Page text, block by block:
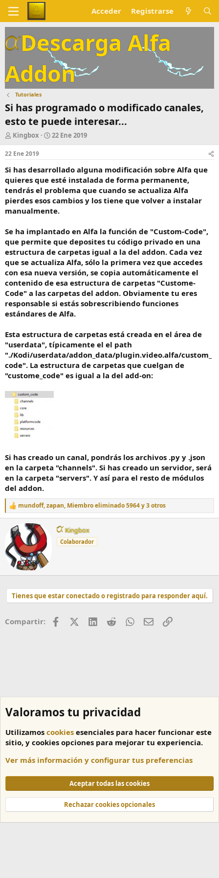
Acceder Registrarse
Descarga Alfa
Addon
Tutoriales
Si has programado o modificado canales,
esto te puede interesar...
A
u
t
o
r
Kingbox
F
e
h
a
d
e
n
i
i
o
22 Ene 2019
22 Ene 2019
Si has desarrollado alguna modificación sobre Alfa que
quieres que esté instalada de forma permanente,
tendrás el problema que cuando se actualiza Alfa
pierdes esos cambios y los tiene que volver a instalar
manualmente.
Se ha implantado en Alfa la función de "Custom-Code",
que permite que deposites tu código privado en una
estructura de carpetas igual a la del addon. Cada vez
que se actualiza Alfa, sólo la primera vez que accedes
con esa nueva versión, se copia automáticamente el
contenido de esa estructura de carpetas "Custome-
Code" a las carpetas del addon. Obviamente tu eres
responsable si estás sobrescribiendo funciones
estándares de Alfa.
Esta estructura de carpetas está creada en el área de
"userdata", típicamente el el path
"./Kodi/userdata/addon_data/plugin.video.alfa/custom_
code". La estructura de carpetas que cuelgan de
"custome_code" es igual a la del add-on:
Si has creado un canal, pondrás los archivos .py y .json
en la carpeta "channels". Si has creado un servidor, será
en la carpeta "servers". Y así para el resto de módulos
del addon.
R
e
c
c
i
o
n
:
mundoff,zapan, Miembro eliminado 5964y 3 otros
W
r
i
b
y
Kingbox
Colaborador
Tienes que estar conectado o registrado para responder aquí.
Compartir: FacebookX (Twitter)
LinkedIn
RedditWhatsApp
CorreoEnlace
Cookies
Español
Términos y reglas
Política de privacidad
Ayuda
Inicio
R
Valoramos tu privacidad
Utilizamos cookies esenciales para hacer funcionar este
sitio, y cookies opciones para mejorar tu experiencia.
Ver más información y configurar tus preferencias
Aceptar todas las cookies
Rechazar cookies opcionales